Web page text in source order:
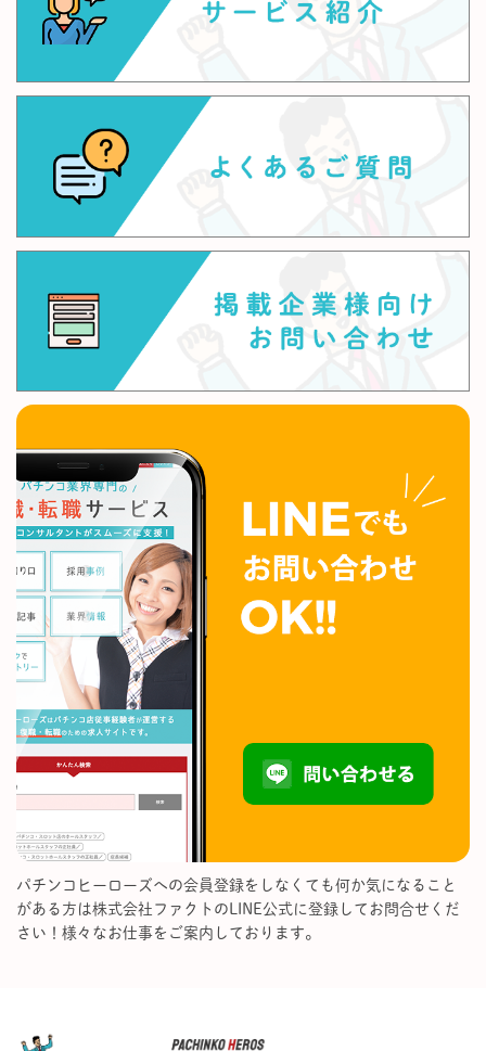
パチンコヒーローズへの会員登録をしなくても何か気になること
がある方は株式会社ファクトのLINE公式に登録してお問合せくだ
さい！様々なお仕事をご案内しております。